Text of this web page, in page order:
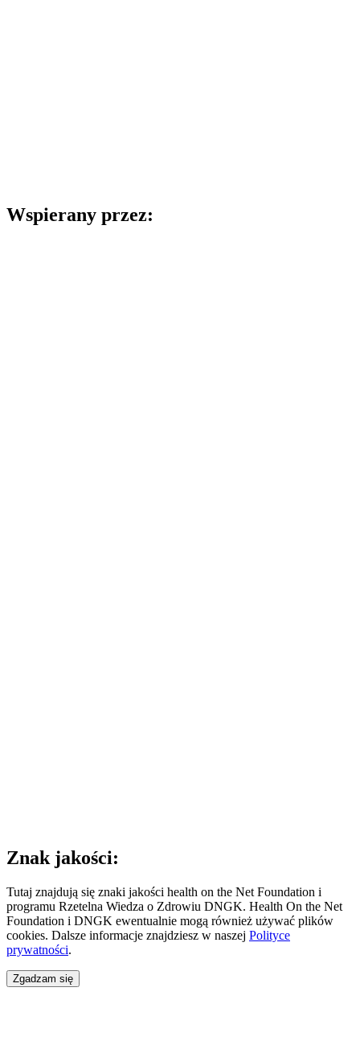
Wspierany przez:
Znak jakości:
Tutaj znajdują się znaki jakości health on the Net Foundation i
programu Rzetelna Wiedza o Zdrowiu DNGK. Health On the Net
Foundation i DNGK ewentualnie mogą również używać plików
cookies. Dalsze informacje znajdziesz w naszej Polityce
prywatności.
Zgadzam się